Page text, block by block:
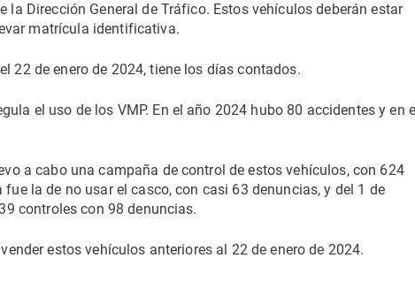
la Dirección General de Tráfico. Estos vehículos deberán estar
matrícula identificativa.
22 de enero de 2024, tiene los días contados.
el uso de los VMP. En el año 2024 hubo 80 accidentes y en el
a cabo una campaña de control de estos vehículos, con 624
la de no usar el casco, con casi 63 denuncias, y del 1 de
controles con 98 denuncias.
estos vehículos anteriores al 22 de enero de 2024.